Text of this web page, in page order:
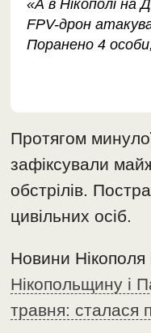
«А в Нікополі на
FPV-дрон
Поранено 4
Протягом
зафіксували
обстрілів.
цивільних осіб.
Новини Нікополя
Нікопольщину і
травня: сталася